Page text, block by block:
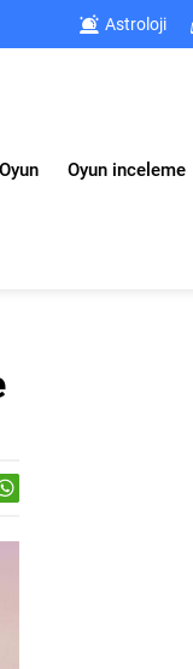
Astroloji
Oyun Oyun inceleme